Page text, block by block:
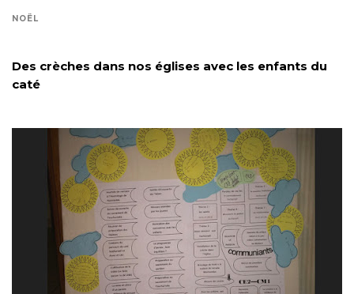
NOËL
Des crèches dans nos églises avec les enfants du
caté